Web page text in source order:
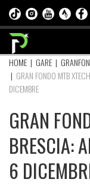
HOME | GARE |
| GRAN FONDO MTB
DICEMBRE
GRAN
BRESCIA:
6